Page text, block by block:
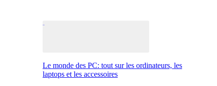
Le monde des PC: tout sur les ordinateurs, les
laptops et les accessoires